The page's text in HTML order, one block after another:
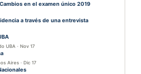
en el examen único 2019
a través de una entrevista
UBA · Nov 17
Aires · Dic 17